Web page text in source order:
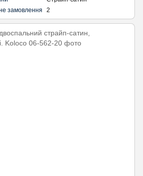
замовлення
2